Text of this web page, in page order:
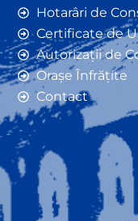
Hotarâri de
Certificate de
Autorizații de
Orașe Înfrățite
Contact